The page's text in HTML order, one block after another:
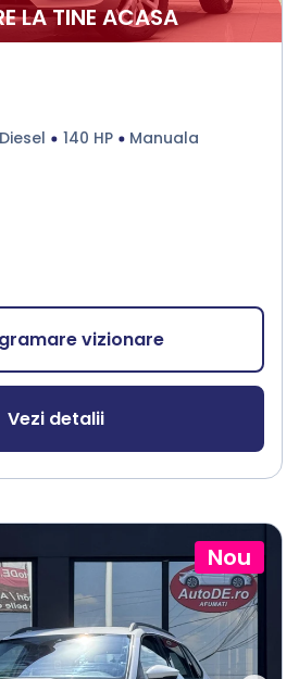
LA TINE ACASA
Diesel 140 HP Manuala
vizionare
Vezi detalii
Nou